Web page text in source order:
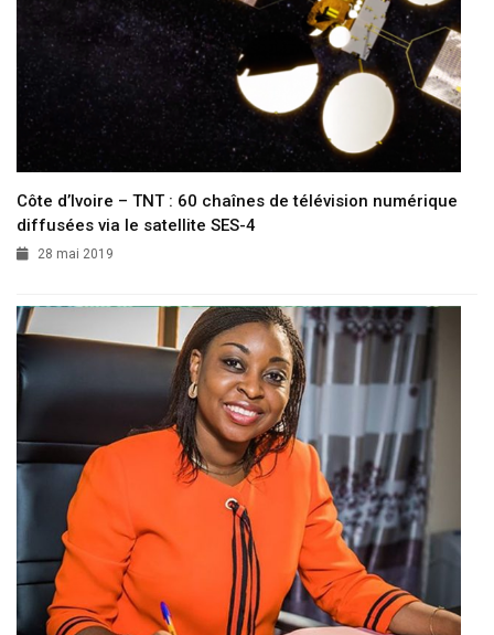
Côte d’Ivoire – TNT : 60 chaînes de télévision numérique
diffusées via le satellite SES-4
28 mai 2019